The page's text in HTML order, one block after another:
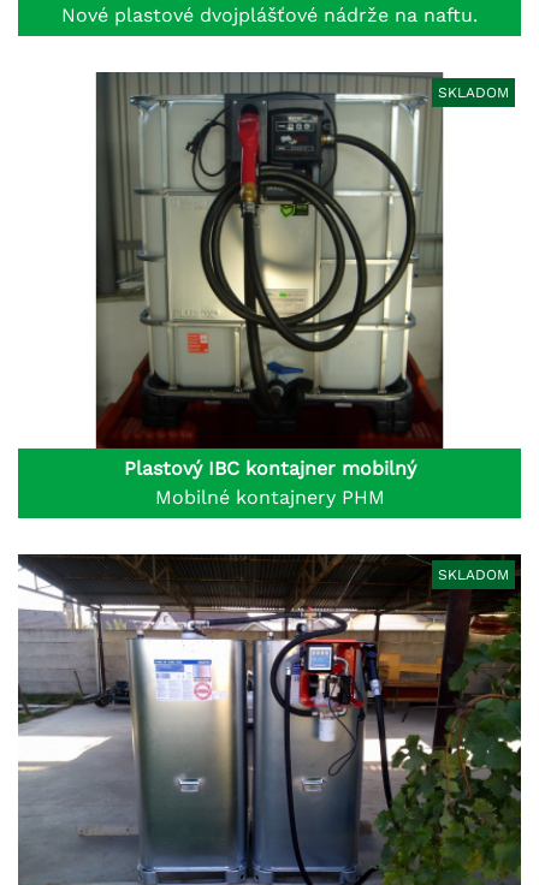
Nové plastové dvojplášťové nádrže na naftu.
SKLADOM
Plastový IBC kontajner mobilný
Mobilné kontajnery PHM
SKLADOM